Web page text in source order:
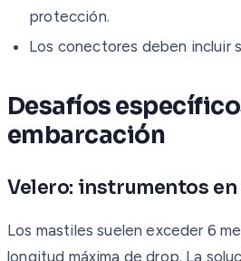
protección.
Los conectores deben incluir
Desafíos
embarcación
Velero: instrumentos
Los mastiles suelen exceder 6
longitud máxima de drop. La